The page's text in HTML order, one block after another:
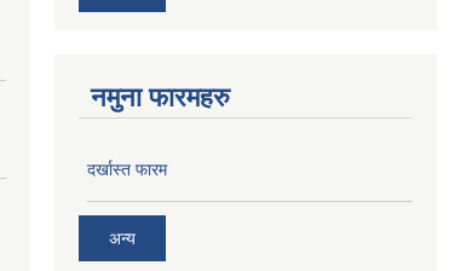
नमुना फारमहरु
दर्खास्त फारम
अन्य